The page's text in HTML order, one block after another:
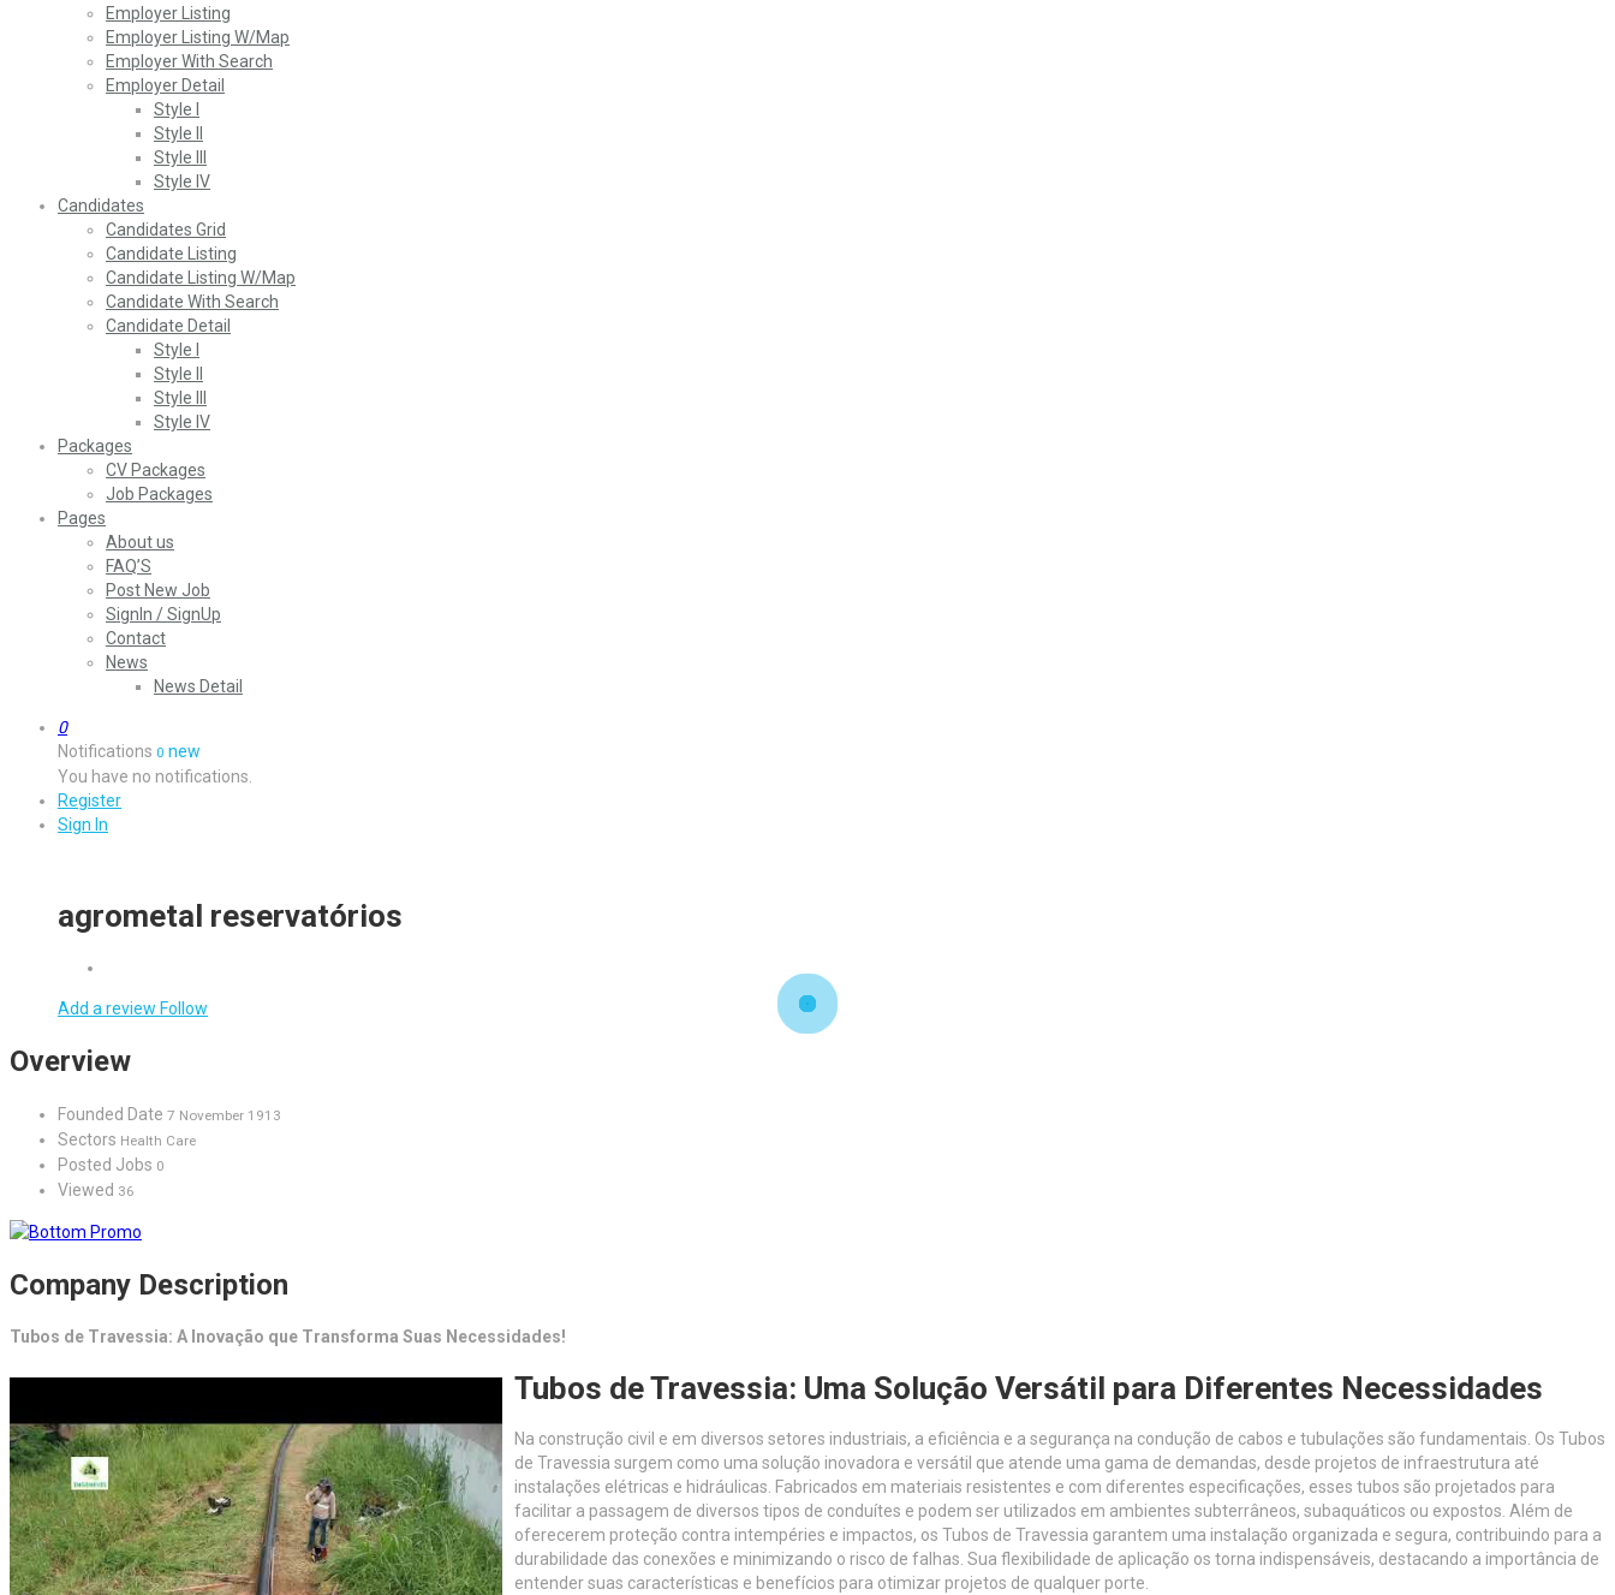
Employer Listing
Employer Listing W/Map
Employer With Search
Employer Detail
Style I
Style II
Style III
Style IV
Candidates
Candidates Grid
Candidate Listing
Candidate Listing W/Map
Candidate With Search
Candidate Detail
Style I
Style II
Style III
Style IV
Packages
CV Packages
Job Packages
Pages
About us
FAQ’S
Post New Job
SignIn / SignUp
Contact
News
News Detail
0
Notifications 0 new
You have no notifications.
Register
Sign In
agrometal reservatórios
Add a review Follow
Overview
Founded Date 7 November 1913
Sectors Health Care
Posted Jobs 0
Viewed 36
Company Description
Tubos de Travessia: A Inovação que Transforma Suas Necessidades!
Tubos de Travessia: Uma Solução Versátil para Diferentes Necessidades
Na construção civil e em diversos setores industriais, a eficiência e a segurança na condução de cabos e tubulações são fundamentais. Os Tubos
de Travessia surgem como uma solução inovadora e versátil que atende uma gama de demandas, desde projetos de infraestrutura até
instalações elétricas e hidráulicas. Fabricados em materiais resistentes e com diferentes especificações, esses tubos são projetados para
facilitar a passagem de diversos tipos de conduítes e podem ser utilizados em ambientes subterrâneos, subaquáticos ou expostos. Além de
oferecerem proteção contra intempéries e impactos, os Tubos de Travessia garantem uma instalação organizada e segura, contribuindo para a
durabilidade das conexões e minimizando o risco de falhas. Sua flexibilidade de aplicação os torna indispensáveis, destacando a importância de
entender suas características e benefícios para otimizar projetos de qualquer porte.